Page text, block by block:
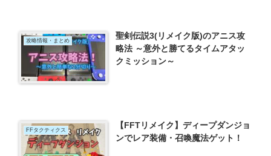
攻略情報・まとめ
聖剣伝説3(リメイク版)のアニス攻
略法 ～意外と勝てるタイムアタッ
クミッション～
FFタクティクス
【FFTリメイク】ディープダンジョ
ンでレア装備・召喚魔法ゲット！